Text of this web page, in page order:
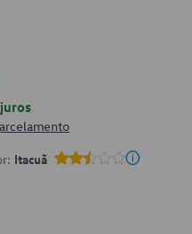
Itacuã